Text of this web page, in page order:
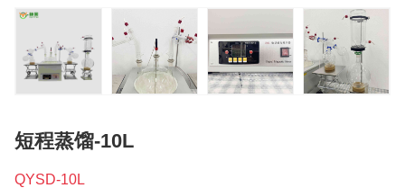
短程蒸馏-10L
QYSD-10L